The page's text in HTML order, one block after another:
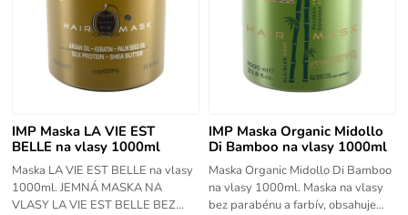
IMP Maska LA VIE EST
BELLE na vlasy 1000ml
Maska LA VIE EST BELLE na vlasy
1000ml. JEMNÁ MASKA NA
VLASY LA VIE EST BELLE BEZ
IMP Maska Organic Midollo
Di Bamboo na vlasy 1000ml
Maska Organic Midollo Di Bamboo
na vlasy 1000ml. Maska na vlasy
bez parabénu a farbív, obsahuje